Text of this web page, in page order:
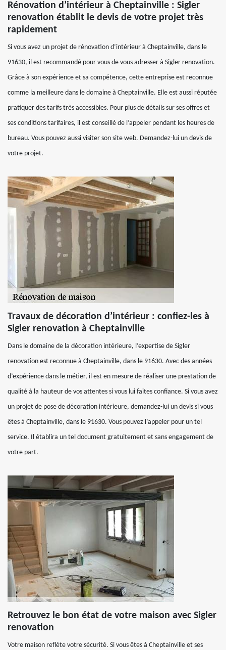
Rénovation d’intérieur à Cheptainville : Sigler
renovation établit le devis de votre projet très
rapidement
Si vous avez un projet de rénovation d’intérieur à Cheptainville, dans le
91630, il est recommandé pour vous de vous adresser à Sigler renovation.
Grâce à son expérience et sa compétence, cette entreprise est reconnue
comme la meilleure dans le domaine à Cheptainville. Elle est aussi réputée
pratiquer des tarifs très accessibles. Pour plus de détails sur ses offres et
ses conditions tarifaires, il est conseillé de l’appeler pendant les heures de
bureau. Vous pouvez aussi visiter son site web. Demandez-lui un devis de
votre projet.
Travaux de décoration d’intérieur : confiez-les à
Sigler renovation à Cheptainville
Dans le domaine de la décoration intérieure, l’expertise de Sigler
renovation est reconnue à Cheptainville, dans le 91630. Avec des années
d’expérience dans le métier, il est en mesure de réaliser une prestation de
qualité à la hauteur de vos attentes si vous lui faites confiance. Si vous avez
un projet de pose de décoration intérieure, demandez-lui un devis si vous
êtes à Cheptainville, dans le 91630. Vous pouvez l’appeler pour un tel
service. Il établira un tel document gratuitement et sans engagement de
votre part.
Retrouvez le bon état de votre maison avec Sigler
renovation
Votre maison reflète votre sécurité. Si vous êtes à Cheptainville et ses